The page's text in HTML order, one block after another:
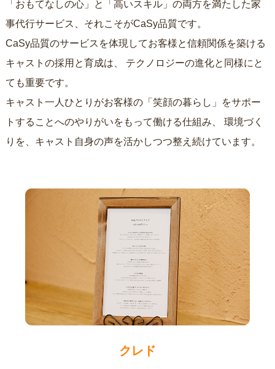
「おもてなしの心」と「高いスキル」の両方を満たした家
事代行サービス、それこそがCaSy品質です。
CaSy品質のサービスを体現してお客様と信頼関係を築ける
キャストの採用と育成は、
ても重要です。
キャスト一人ひとりがお客様の「笑顔の暮らし」をサポー
トすることへのやりがいをもって働ける仕組み、
りを、キャスト自身の声を活かしつつ整え続けています。
クレド